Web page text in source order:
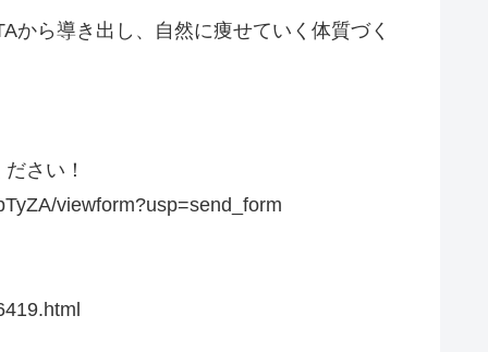
から導き出し、自然に痩せていく体質づく
さい！
viewform?usp=send_form